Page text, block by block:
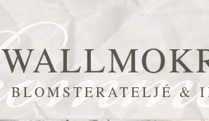
BLOMSTERATELJÉ &